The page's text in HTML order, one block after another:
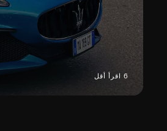
6 اقرأ أقل